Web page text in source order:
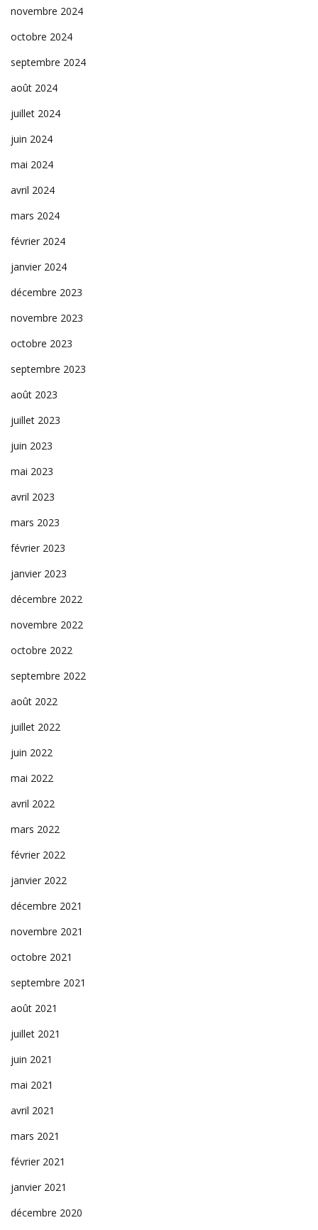
novembre 2024
octobre 2024
septembre 2024
août 2024
juillet 2024
juin 2024
mai 2024
avril 2024
mars 2024
février 2024
janvier 2024
décembre 2023
novembre 2023
octobre 2023
septembre 2023
août 2023
juillet 2023
juin 2023
mai 2023
avril 2023
mars 2023
février 2023
janvier 2023
décembre 2022
novembre 2022
octobre 2022
septembre 2022
août 2022
juillet 2022
juin 2022
mai 2022
avril 2022
mars 2022
février 2022
janvier 2022
décembre 2021
novembre 2021
octobre 2021
septembre 2021
août 2021
juillet 2021
juin 2021
mai 2021
avril 2021
mars 2021
février 2021
janvier 2021
décembre 2020